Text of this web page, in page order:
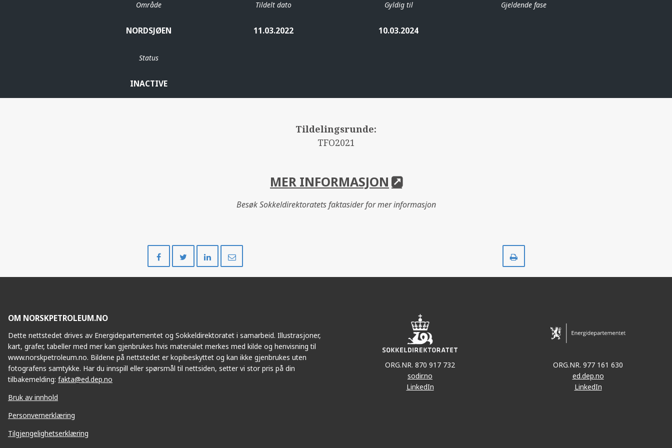
Område
NORDSJØEN
Tildelt dato
11.03.2022
Gyldig til
10.03.2024
Gjeldende fase
Status
INACTIVE
Tildelingsrunde:
TFO2021
MER INFORMASJON
Besøk Sokkeldirektoratets faktasider for mer informasjon
på
på
på
OM NORSKPETROLEUM.NO
Dette nettstedet drives av Energidepartementet og Sokkeldirektoratet i samarbeid. Illustrasjoner,
kart, grafer, tabeller med mer kan gjenbrukes hvis materialet merkes med kilde og henvisning til
www.norskpetroleum.no. Bildene på nettstedet er kopibeskyttet og kan ikke gjenbrukes uten
fotografens samtykke. Har du innspill eller spørsmål til nettsiden, setter vi stor pris på din
tilbakemelding: fakta@ed.dep.no
Bruk av innhold
Personvernerklæring
Tilgjengelighetserklæring
ORG.NR. 870 917 732
sodir.no
LinkedIn
ORG.NR. 977 161 630
ed.dep.no
LinkedIn